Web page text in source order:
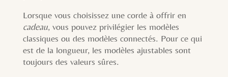
Lorsque vous choisissez une corde à offrir en
cadeau, vous pouvez privilégier les modèles
classiques ou des modèles connectés. Pour ce qui
est de la longueur, les modèles ajustables sont
toujours des valeurs sûres.